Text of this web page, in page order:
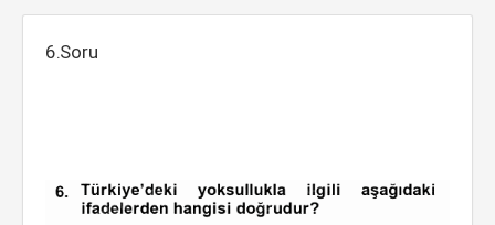
6.Soru